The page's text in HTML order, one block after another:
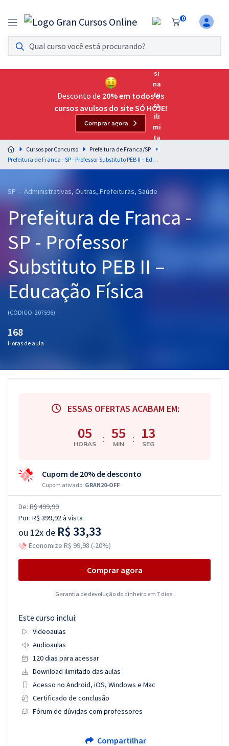
0
Assinatura Ilimitada 11
Acesso a todos os cursos. Teste grátis por 7 dias!
Assinatura OAB Até Passar
Acesso ilimitado a toda preparação para o Exame da
Residências Multiprofissionais
Preparação completa e intensiva para as principais
residências em saúde do Brasil
Cursos 20% OFF
Pós
Graduação
OAB
Questões grátis
Desconto de 20% em todos os
cursos avulsos do site SÓ HOJE!
Comprar agora
Cursos por Concurso
Prefeitura de Franca/SP
Prefeitura de Franca - SP - Professor Substituto PEB II – Educação Física
SP - Administrativas, Outras, Prefeituras, Saúde
Prefeitura de Franca -
SP - Professor
Substituto PEB II –
Educação Física
(CÓDIGO: 207596)
168
Horas de aula
ESSAS OFERTAS ACABAM EM:
05
HORAS : 55
MIN : 13
SEG
Cupom de 20% de desconto
Cupom ativado: GRAN20-OFF
De: R$ 499,90
Por: R$ 399,92à vista
ou 12x de R$ 33,33
Economize R$ 99,98 (-20%)
Comprar agora
Garantia de devolução do dinheiro em 7 dias.
Este curso inclui:
Videoaulas
Audioaulas
120 dias para acessar
Download ilimitado das aulas
Acesso no Android, iOS, Windows e Mac
Certificado de conclusão
Fórum de dúvidas com professores
Compartilhar